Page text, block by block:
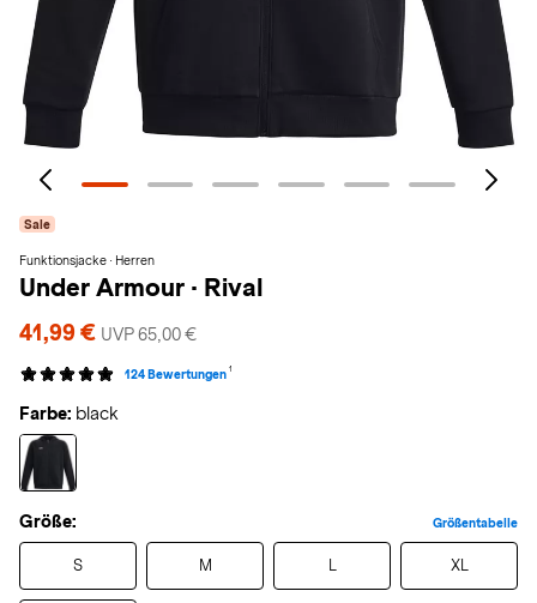
Sale
Funktionsjacke · Herren
Under Armour · Rival
41,99 € UVP 65,00 €
124 Bewertungen 1
Farbe: black
Größe: Größentabelle
S M L XL